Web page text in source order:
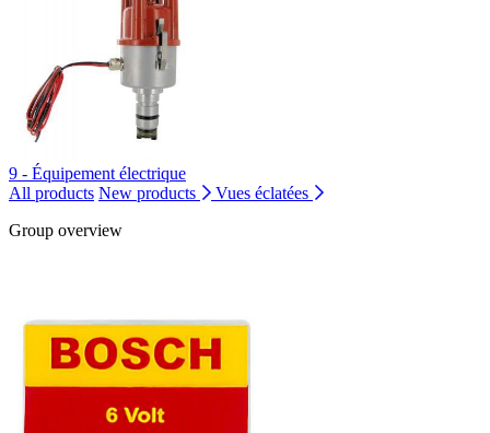
9 - Équipement électrique
All products New products
Vues éclatées
Group overview